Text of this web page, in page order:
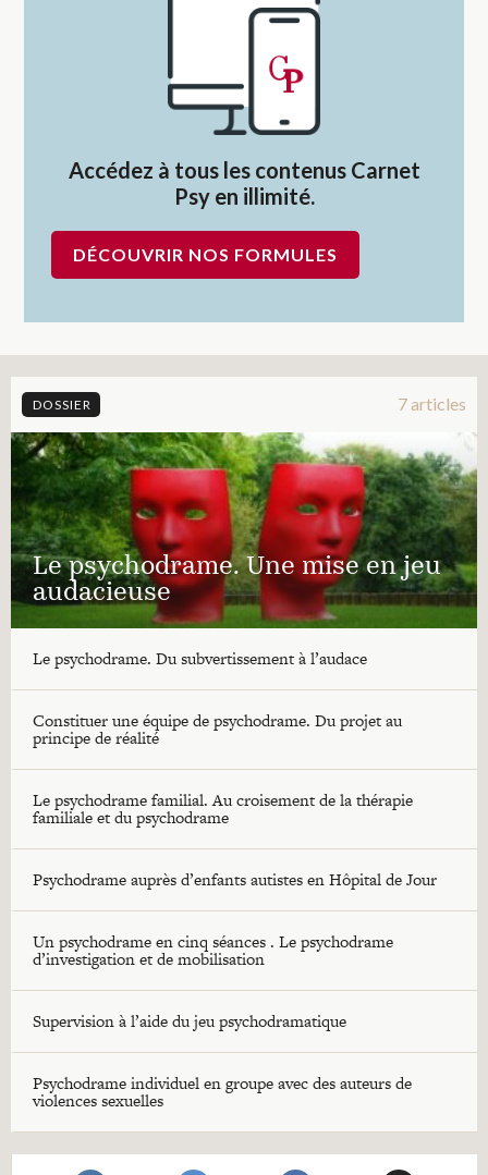
Accédez à tous les contenus Carnet
Psy en illimité.
DÉCOUVRIR NOS FORMULES
DOSSIER 7 articles
Le psychodrame. Une mise en jeu
audacieuse
Le psychodrame. Du subvertissement à l’audace
Constituer une équipe de psychodrame. Du projet au
principe de réalité
Le psychodrame familial. Au croisement de la thérapie
familiale et du psychodrame
Psychodrame auprès d’enfants autistes en Hôpital de Jour
Un psychodrame en cinq séances . Le psychodrame
d’investigation et de mobilisation
Supervision à l’aide du jeu psychodramatique
Psychodrame individuel en groupe avec des auteurs de
violences sexuelles